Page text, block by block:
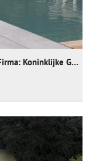
4. Platz - KATEGORIE: LIVING-POOL - Firma: Koninklijke Ginkel Group (nur nominiert)